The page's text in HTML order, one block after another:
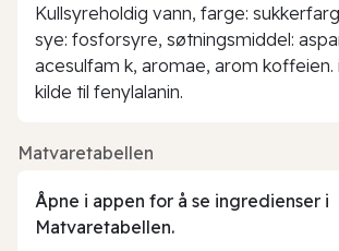
Kullsyreholdig vann, farge:
sye: fosforsyre, søtningsmiddel:
acesulfam k, aromae, arom koffeien.
kilde til fenylalanin.
Matvaretabellen
Åpne i appen for å se ingredienser i
Matvaretabellen.